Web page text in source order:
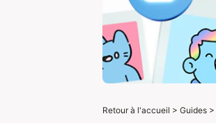
Retour à l'accueil > Guides >